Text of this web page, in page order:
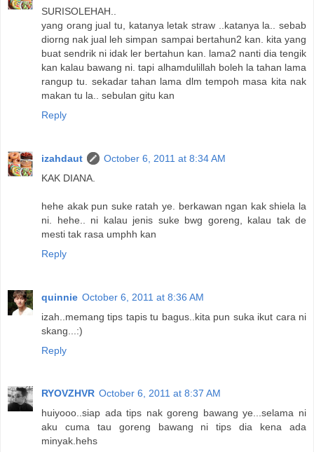
SURISOLEHAH..
yang orang jual tu, katanya letak straw ..katanya la.. sebab
diorng nak jual leh simpan sampai bertahun2 kan. kita yang
buat sendrik ni idak ler bertahun kan. lama2 nanti dia tengik
kan kalau bawang ni. tapi alhamdulillah boleh la tahan lama
rangup tu. sekadar tahan lama dlm tempoh masa kita nak
makan tu la.. sebulan gitu kan
Reply
izahdaut
October 6, 2011 at 8:34 AM
KAK DIANA.
hehe akak pun suke ratah ye. berkawan ngan kak shiela la
ni. hehe.. ni kalau jenis suke bwg goreng, kalau tak de
mesti tak rasa umphh kan
Reply
quinnie October 6, 2011 at 8:36 AM
izah..memang tips tapis tu bagus..kita pun suka ikut cara ni
skang...:)
Reply
RYOVZHVR October 6, 2011 at 8:37 AM
huiyooo..siap ada tips nak goreng bawang ye...selama ni
aku cuma tau goreng bawang ni tips dia kena ada
minyak.hehs